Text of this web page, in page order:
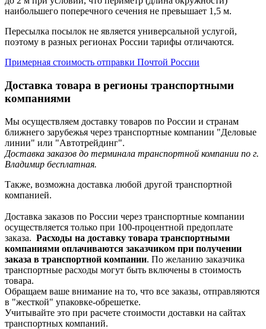
наибольшего поперечного сечения не превышает 1,5 м.
Пересылка посылок не является универсальной услугой,
поэтому в разных регионах России тарифы отличаются.
Примерная стоимость отправки Почтой России
Доставка товара в регионы транспортными
компаниями
Мы осуществляем доставку товаров по России и странам
ближнего зарубежья через транспортные компании "Деловые
линии" или "Автотрейдинг".
Доставка заказов до терминала транспортной компании по г.
Владимир бесплатная.
Также, возможна доставка любой другой транспортной
компанией.
Доставка заказов по России через транспортные компании
осуществляется только при 100-процентной предоплате
заказа. Расходы на доставку товара транспортными
компаниями оплачиваются заказчиком при получении
заказа в транспортной компании. По желанию заказчика
транспортные расходы могут быть включены в стоимость
товара.
Обращаем ваше внимание на то, что все заказы, отправляются
в "жесткой" упаковке-обрешетке.
Учитывайте это при расчете стоимости доставки на сайтах
транспортных компаний.